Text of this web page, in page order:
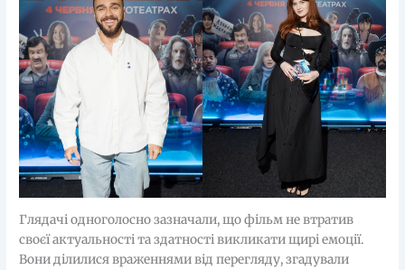
Глядачі одноголосно зазначали, що фільм не втратив
своєї актуальності та здатності викликати щирі емоції.
Вони ділилися враженнями від перегляду, згадували